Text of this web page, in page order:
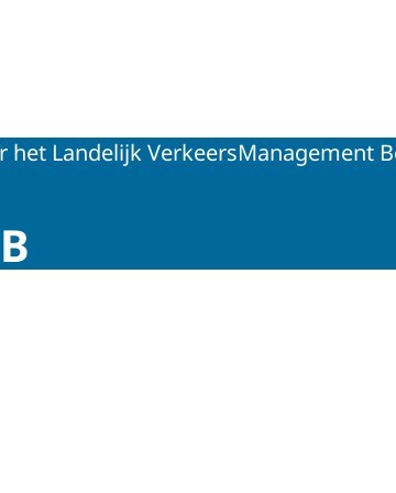
het Landelijk VerkeersManagement